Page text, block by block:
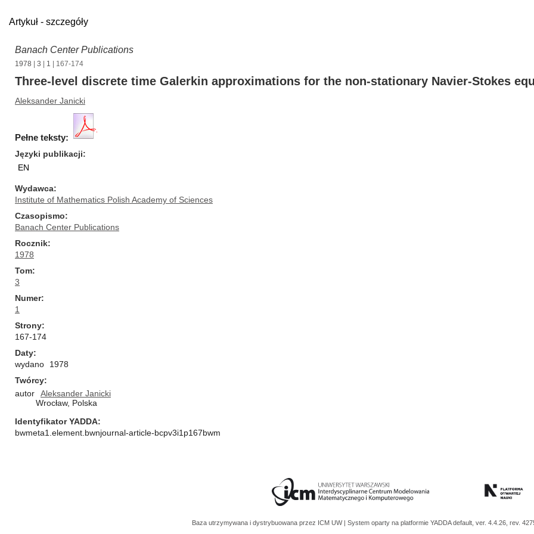
Artykuł - szczegóły
Banach Center Publications
1978 3 1 | 167-174
Three-level discrete time Galerkin approximations for the non-stationary Navier-Stokes
Aleksander Janicki
Pełne teksty:
Języki publikacji
EN
Wydawca
Institute of Mathematics Polish Academy of Sciences
Czasopismo
Banach Center Publications
Rocznik
1978
Tom
3
Numer
1
Strony
167-174
Daty
wydano
1978
Twórcy
autor
Aleksander Janicki
Wrocław, Polska
Identyfikator YADDA
bwmeta1.element.bwnjournal-article-bcpv3i1p167bwm
Baza utrzymywana i dystrybuowana przez ICM UW | System oparty na platformie YADDAdefault, ver. 4.4.26, rev.